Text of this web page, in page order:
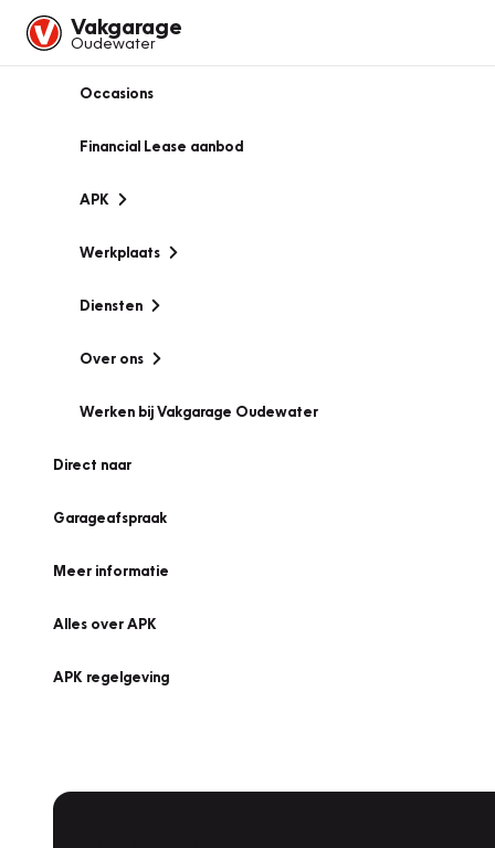
Vakgarage
Oudewater
Occasions
Financial Lease aanbod
APK
Werkplaats
Diensten
Over ons
Werken bij Vakgarage Oudewater
Direct naar
Garageafspraak
Meer informatie
Alles over APK
APK regelgeving